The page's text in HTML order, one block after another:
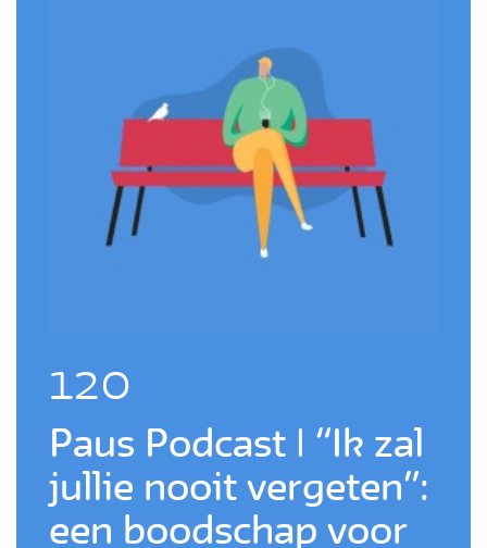
120
Paus Podcast | “Ik zal
jullie nooit vergeten”:
een boodschap voor